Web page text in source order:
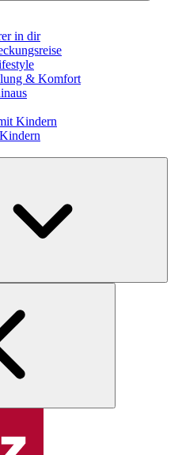
in dir
& Komfort
Kindern